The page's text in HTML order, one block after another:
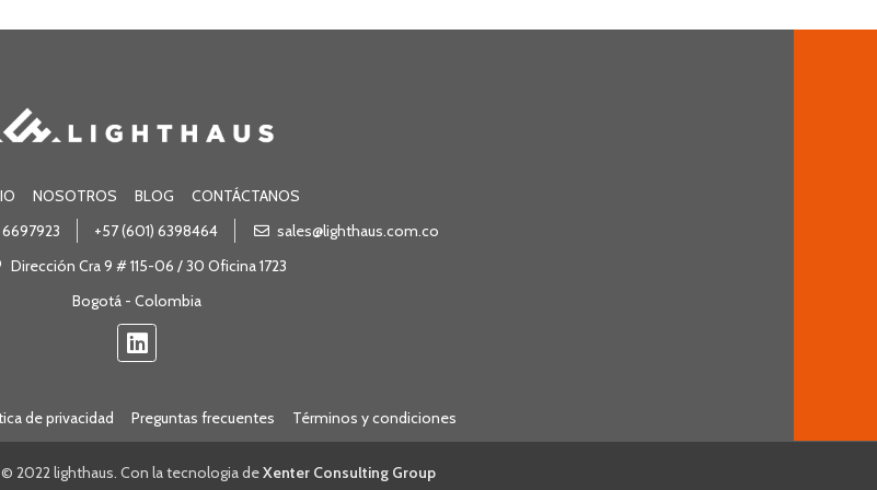
NOSOTROS BLOG
CONTÁCTANOS
+57 (601) 6398464
sales@lighthaus.com.co
Dirección Cra 9 # 115-06 / 30 Oficina 1723
Bogotá - Colombia
de privacidad Preguntas frecuentes Términos y condiciones
2022 lighthaus. Con la tecnologia deXenter Consulting Group